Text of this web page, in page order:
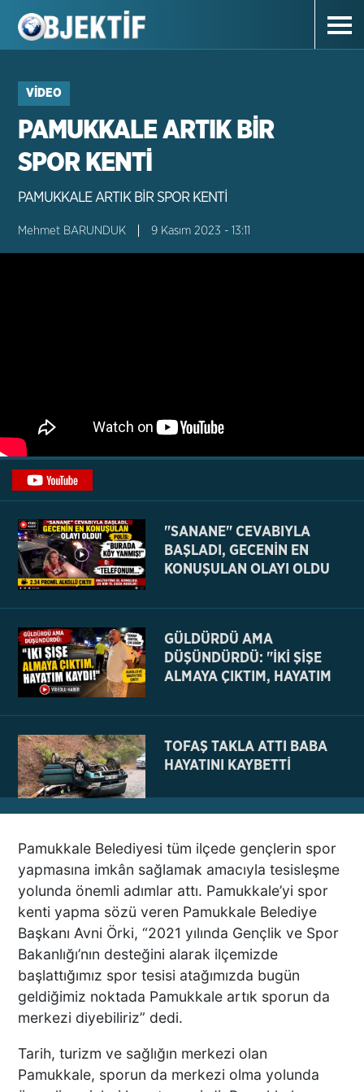
VIDEO
PAMUKKALE ARTIK BİR
SPOR KENTİ
PAMUKKALE ARTIK BİR SPOR KENTİ
Mehmet BARUNDUK 9 Kasım 2023 - 13:11
"SANANE" CEVABIYLA
BAŞLADI, GECENİN EN
KONUŞULAN OLAYI OLDU
GÜLDÜRDÜ AMA
DÜŞÜNDÜRDÜ: "İKİ ŞİŞE
ALMAYA ÇIKTIM, HAYATIM
TOFAŞ TAKLA ATTI BABA
HAYATINI KAYBETTİ
NE BÖYLE BİR VAHŞİ NE DE
VAHŞET GÖRÜLDÜ
İNSANLIK DIŞI
VİCDANSIZLIK
AZRAİL’E “ELDEN SONRA
GEL” DEDİ! OKEYE DEVAM
ETTİ
DENİZLİ’DEN TATİLE GİDEN
GRUBUN GÖZÜ ÖNÜNDE
Pamukkale Belediyesi tüm ilçede gençlerin spor
yapmasına imkân sağlamak amacıyla tesisleşme
yolunda önemli adımlar attı. Pamukkale’yi spor
kenti yapma sözü veren Pamukkale Belediye
Başkanı Avni Örki, “2021 yılında Gençlik ve Spor
Bakanlığı’nın desteğini alarak ilçemizde
başlattığımız spor tesisi atağımızda bugün
geldiğimiz noktada Pamukkale artık sporun da
merkezi diyebiliriz” dedi.
Tarih, turizm ve sağlığın merkezi olan
Pamukkale, sporun da merkezi olma yolunda